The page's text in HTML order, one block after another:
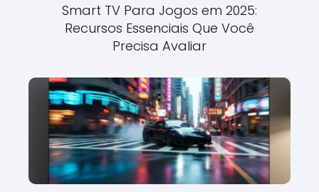
Smart TV Para Jogos em 2025:
Recursos Essenciais Que Você
Precisa Avaliar